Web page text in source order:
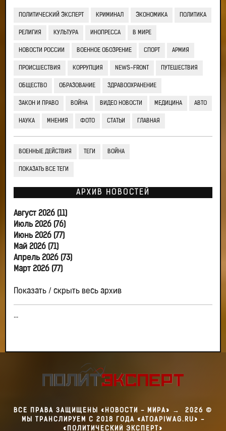
ПОЛИТИЧЕСКИЙ ЭКСПЕРТ КРИМИНАЛ ЭКОНОМИКА ПОЛИТИКА
РЕЛИГИЯ КУЛЬТУРА ИНОПРЕССА В МИРЕ
НОВОСТИ РОССИИ ВОЕННОЕ ОБОЗРЕНИЕ СПОРТ АРМИЯ
ПРОИСШЕСТВИЯ КОРРУПЦИЯ NEWS-FRONT ПУТЕШЕСТВИЯ
ОБЩЕСТВО ОБРАЗОВАНИЕ ЗДРАВООХРАНЕНИЕ
ЗАКОН И ПРАВО ВОЙНА ВИДЕО НОВОСТИ МЕДИЦИНА АВТО
НАУКА МНЕНИЯ ФОТО СТАТЬИ ГЛАВНАЯ
ВОЕННЫЕ ДЕЙСТВИЯ ТЕГИ ВОЙНА
ПОКАЗАТЬ ВСЕ ТЕГИ
АРХИВ НОВОСТЕЙ
Август 2026 (11)
Июль 2026 (76)
Июнь 2026 (77)
Май 2026 (71)
Апрель 2026 (73)
Март 2026 (77)
Показать / скрыть весь архив
...
ВСЕ ПРАВА ЗАЩИЩЕНЫ «НОВОСТИ - МИРА» → 2026 ©
МЫ ТРАНСЛИРУЕМ С 2018 ГОДА «ATOAPIWAG.RU» -
«ПОЛИТИЧЕСКИЙ ЭКСПЕРТ»